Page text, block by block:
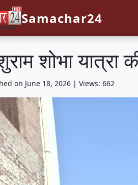
Samachar24
शोभा यात्रा
on June 18, 2026 | Views: 662